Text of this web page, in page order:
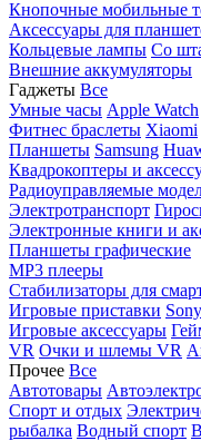
Кнопочные мобильные
Аксессуары для
Кольцевые лампы Со
Внешние аккумуляторы
Гаджеты Все
Умные часы Apple Watch
Фитнес браслеты Xiaomi
Планшеты Samsung
Квадрокоптеры и
Радиоуправляемые
Электротранспорт
Электронные книги и
Планшеты графические
MP3 плееры
Стабилизаторы для
Игровые приставки
Игровые аксессуары
VR Очки и шлемы VR
Прочее Все
Автотовары
Спорт и отдых
рыбалка Водный спорт